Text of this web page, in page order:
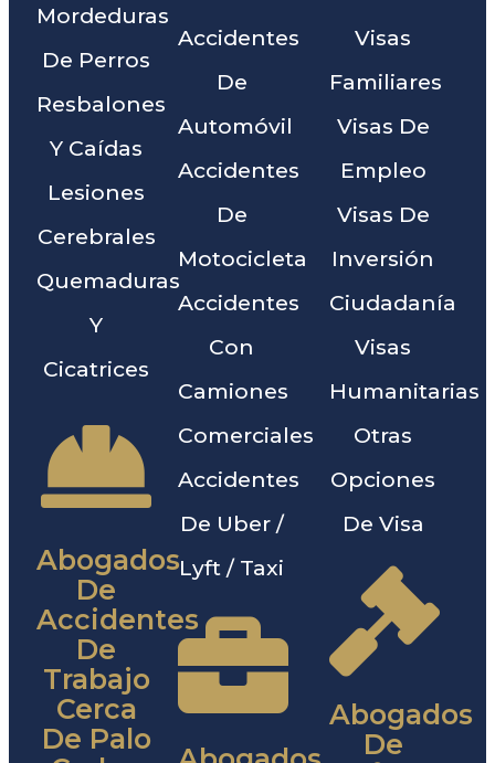
Mordeduras
De Perros
Resbalones
Y Caídas
Lesiones
Cerebrales
Quemaduras
Y
Cicatrices
Abogados
De
Accidentes
De
Trabajo
Cerca
De Palo
Accidentes
De
Automóvil
Accidentes
De
Motocicleta
Accidentes
Con
Camiones
Comerciales
Accidentes
De Uber /
Lyft / Taxi
Visas
Familiares
Visas De
Empleo
Visas De
Inversión
Ciudadanía
Visas
Humanitarias
Otras
Opciones
De Visa
Abogados
De